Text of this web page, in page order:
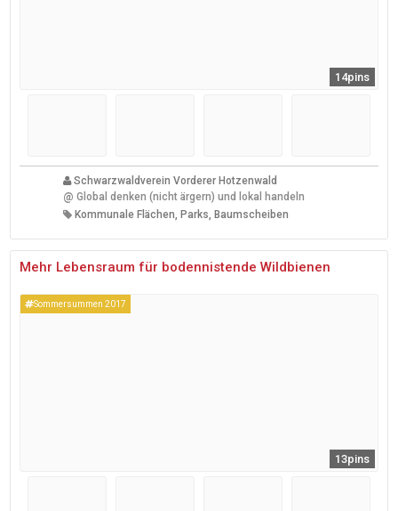
14pins
Schwarzwaldverein Vorderer Hotzenwald
@ Global denken (nicht ärgern) und lokal handeln
Kommunale Flächen, Parks, Baumscheiben
Mehr Lebensraum für bodennistende Wildbienen
Sommersummen 2017
13pins